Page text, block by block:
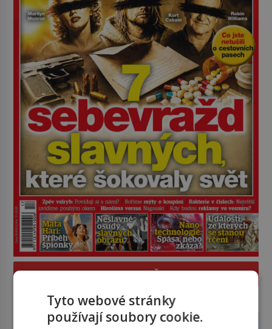
PROLISTOVAT ČASOPIS
reklama
Tyto webové stránky
používají soubory cookie.